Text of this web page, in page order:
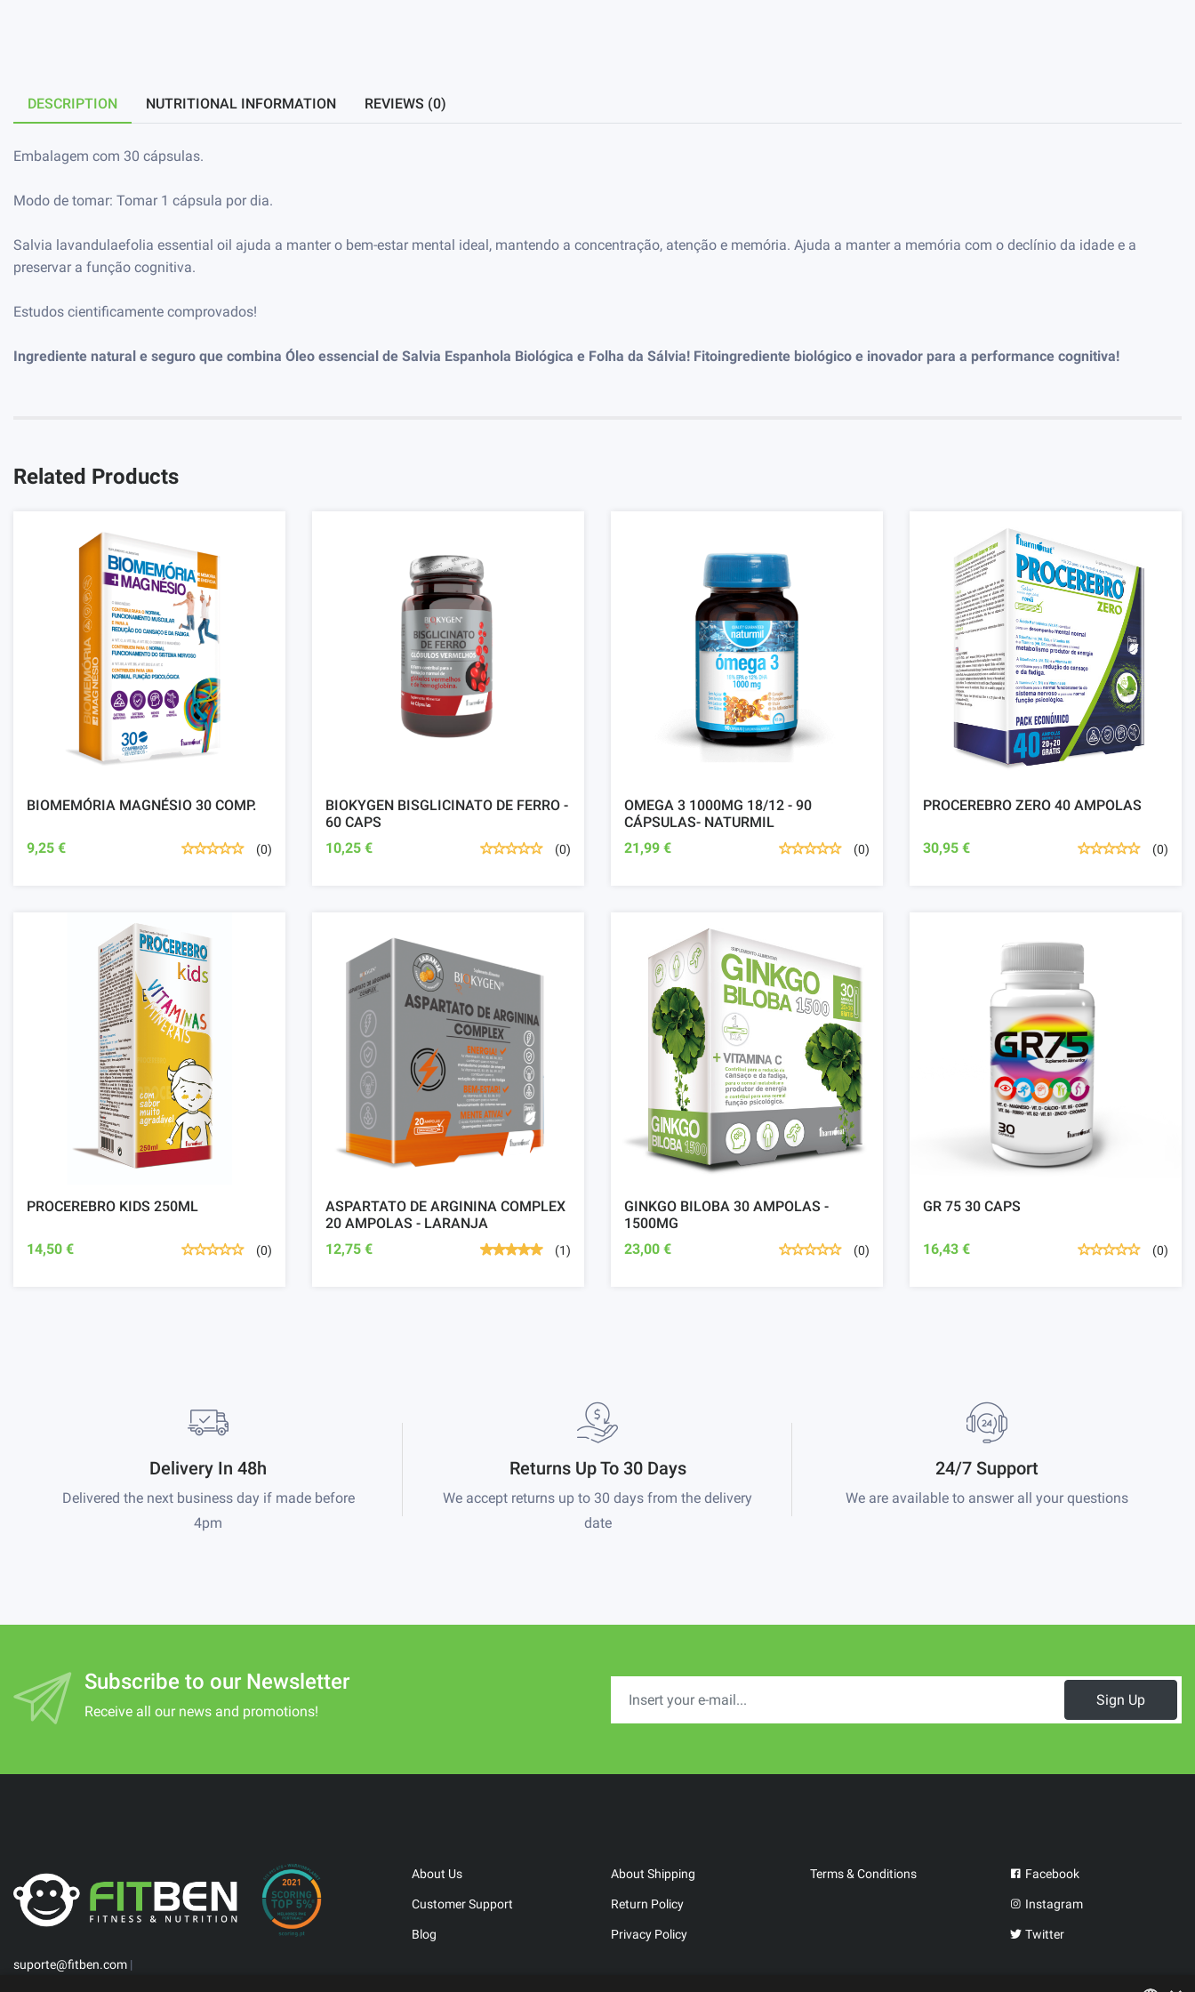
DESCRIPTION NUTRITIONAL INFORMATION REVIEWS (0)
Embalagem com 30 cápsulas.
Modo de tomar: Tomar 1 cápsula por dia.
Salvia lavandulaefolia essential oil ajuda a manter o bem-estar mental ideal, mantendo a concentração, atenção e memória. Ajuda a manter a memória com o declínio da idade e a
preservar a função cognitiva.
Estudos cientificamente comprovados!
Ingrediente natural e seguro que combina Óleo essencial de Salvia Espanhola Biológica e Folha da Sálvia! Fitoingrediente biológico e inovador para a performance cognitiva!
Related Products
BIOMEMÓRIA MAGNÉSIO 30 COMP.
9,25 € (0)
BIOKYGEN BISGLICINATO DE FERRO -
60 CAPS
10,25 €
(0)
OMEGA 3 1000MG 18/12 - 90
CÁPSULAS- NATURMIL
21,99 €
(0)
PROCEREBRO ZERO 40 AMPOLAS
30,95 € (0)
PROCEREBRO KIDS 250ML
14,50 € (0)
ASPARTATO DE ARGININA COMPLEX
20 AMPOLAS - LARANJA
12,75 €
(1)
GINKGO BILOBA 30 AMPOLAS -
1500MG
23,00 €
(0)
GR 75 30 CAPS
16,43 € (0)
Delivery In 48h
Delivered the next business day if made before
4pm
Returns Up To 30 Days
We accept returns up to 30 days from the delivery
date
24/7 Support
We are available to answer all your questions
Subscribe to our Newsletter
Receive all our news and promotions!
Sign Up
suporte@fitben.com |
About Us
Customer Support
Blog
About Shipping
Return Policy
Privacy Policy
Terms & Conditions Facebook
Instagram
Twitter